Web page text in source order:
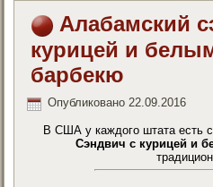
Алабамский
курицей и
барбекю
Опубликовано 22.09.2016
В США у каждого штата есть
Сэндвич с курицей и